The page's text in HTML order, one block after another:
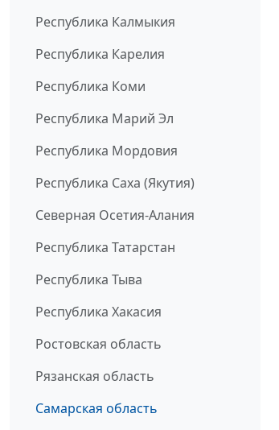
Республика Калмыкия
Республика Карелия
Республика Коми
Республика Марий Эл
Республика Мордовия
Республика Саха (Якутия)
Северная Осетия-Алания
Республика Татарстан
Республика Тыва
Республика Хакасия
Ростовская область
Рязанская область
Самарская область